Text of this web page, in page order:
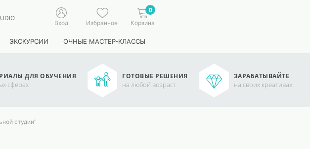
Вход Избранное
0
Корзина
ЭКСКУРСИИ ОЧНЫЕ МАСТЕР-КЛАССЫ
ДЛЯ ОБУЧЕНИЯ
сферах
ГОТОВЫЕ РЕШЕНИЯ
на любой возраст
ЗАРАБАТЫВАЙТЕ
на своих креативах
студии"